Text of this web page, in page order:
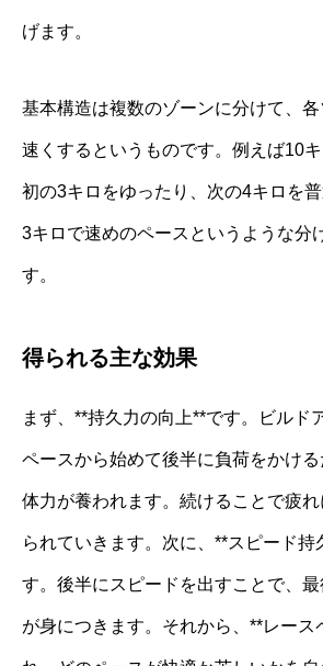
げます。
基本構造は複数のゾーンに分けて、
速くするというものです。例えば10
初の3キロをゆったり、次の4キロを
3キロで速めのペースというような分
す。
得られる主な効果
まず、**持久力の向上**です。ビルド
ペースから始めて後半に負荷をかけ
体力が養われます。続けることで疲れ
られていきます。次に、**スピード持
す。後半にスピードを出すことで、
が身につきます。それから、**レース